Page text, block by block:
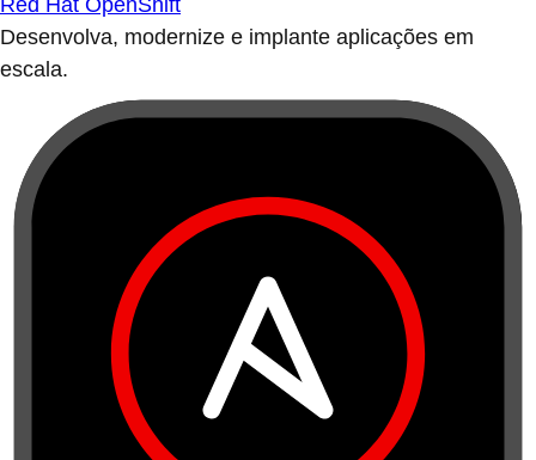
Red Hat OpenShift
Desenvolva, modernize e implante aplicações em
escala.